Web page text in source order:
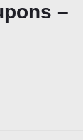
–